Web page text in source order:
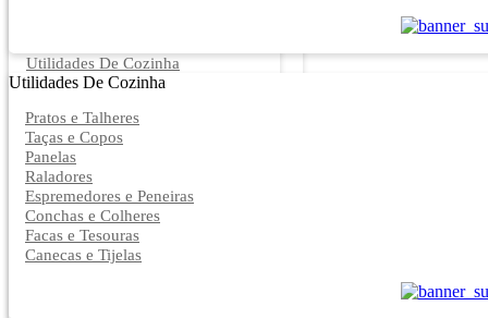
Utilidades De Cozinha
Utilidades De Cozinha
Pratos e Talheres
Taças e Copos
Panelas
Raladores
Espremedores e Peneiras
Conchas e Colheres
Facas e Tesouras
Canecas e Tijelas